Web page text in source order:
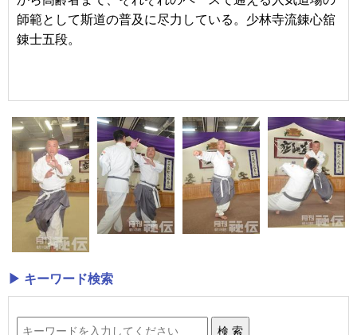
師範として斯道の普及に尽力している。少林寺流錬心舘
錬士五段。
▶ キーワード検索